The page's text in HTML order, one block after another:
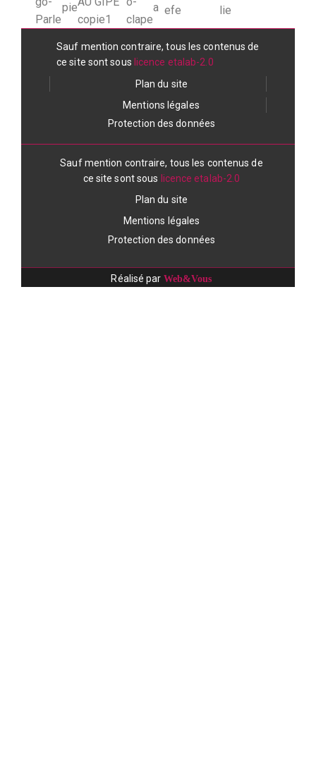
Sauf mention contraire, tous les contenus de
ce site sont sous licence etalab-2.0
Plan du site
Mentions légales
Protection des données
Sauf mention contraire, tous les contenus de
ce site sont sous licence etalab-2.0
Plan du site
Mentions légales
Protection des données
Réalisé par Web&Vous